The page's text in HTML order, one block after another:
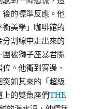
後的標準反應。他
美學」咖啡館的
割線中走出來的
被獅子座暴君隨
。他衝到窗邊，
如其來的「超級
上的雙魚座們THE